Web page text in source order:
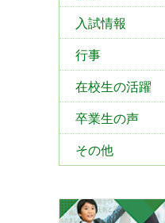
入試情報
行事
在校生の活躍
卒業生の声
その他